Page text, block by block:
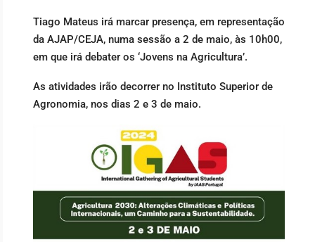
Tiago Mateus irá marcar presença, em representação
da AJAP/CEJA, numa sessão a 2 de maio, às 10h00,
em que irá debater os ‘Jovens na Agricultura’.
As atividades irão decorrer no Instituto Superior de
Agronomia, nos dias 2 e 3 de maio.